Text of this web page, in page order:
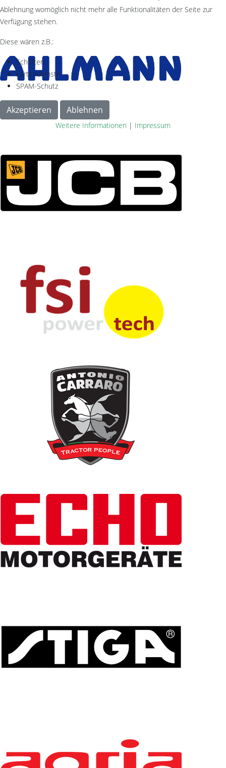
Ablehnung womöglich nicht mehr alle Funktionalitäten der Seite zur
Verfügung stehen.
Diese wären z.B.:
Schriften
Kartendienste
SPAM-Schutz
Akzeptieren Ablehnen
Weitere Informationen | Impressum